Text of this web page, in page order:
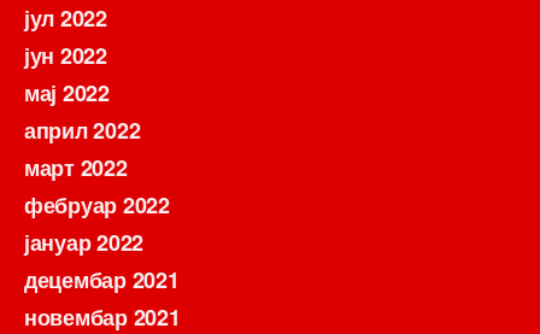
јул 2022
јун 2022
мај 2022
април 2022
март 2022
фебруар 2022
јануар 2022
децембар 2021
новембар 2021